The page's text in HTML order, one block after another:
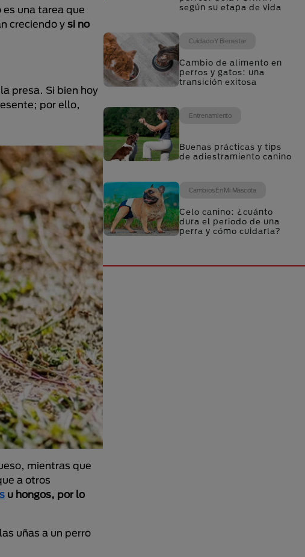
una tarea que
creciendo y si no
presa. Si bien hoy
por ello,
mientras que
a otros
u hongos, por lo
uñas a un perro
según su etapa de vida
Cuidado Y Bienestar
Cambio de alimento en
perros y gatos: una
transición exitosa
Entrenamiento
Buenas prácticas y tips
de adiestramiento canino
Cambios En Mi Mascota
Celo canino: ¿cuánto
dura el periodo de una
perra y cómo cuidarla?